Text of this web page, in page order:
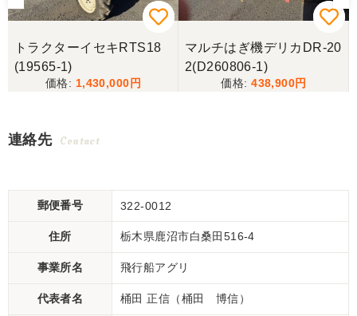
トラクターイセキRTS18
(19565-1)
1,430,000
マルチはぎ機デリカDR-20
2(D260806-1)
438,900
連絡先 Contact
郵便番号 322-0012
住所 栃木県鹿沼市白桑田516-4
事業所名 飛行船アグリ
代表者名 桶田 正信（桶田 博信）